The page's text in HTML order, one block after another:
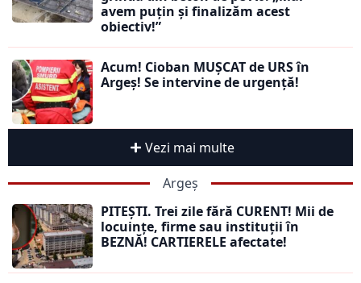
avem puțin și finalizăm acest
obiectiv!”
Acum! Cioban MUȘCAT de URS în
Argeș! Se intervine de urgență!
Vezi mai multe
Argeș
PITEȘTI. Trei zile fără CURENT! Mii de
locuințe, firme sau instituții în
BEZNĂ! CARTIERELE afectate!